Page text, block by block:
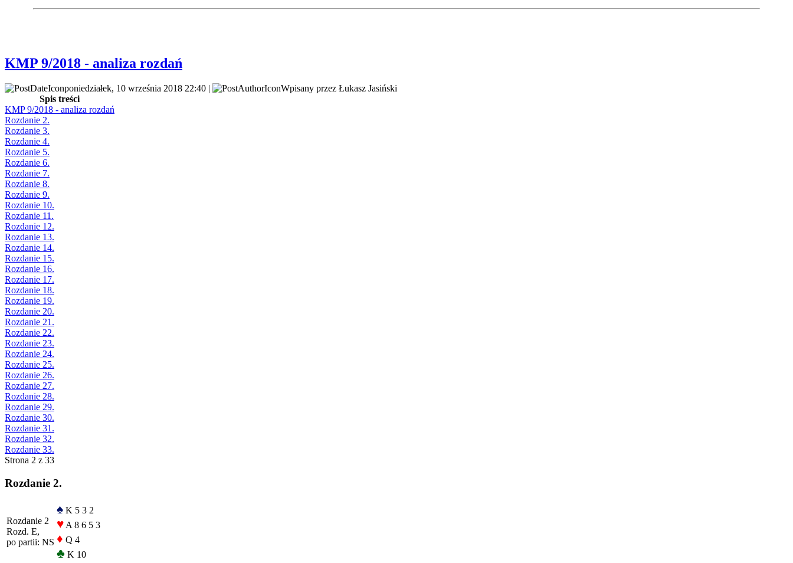
KMP 9/2018 - analiza rozdań
poniedziałek, 10 września 2018 22:40 |
Wpisany przez Łukasz Jasiński
Spis treści
KMP 9/2018 - analiza rozdań
Rozdanie 2.
Rozdanie 3.
Rozdanie 4.
Rozdanie 5.
Rozdanie 6.
Rozdanie 7.
Rozdanie 8.
Rozdanie 9.
Rozdanie 10.
Rozdanie 11.
Rozdanie 12.
Rozdanie 13.
Rozdanie 14.
Rozdanie 15.
Rozdanie 16.
Rozdanie 17.
Rozdanie 18.
Rozdanie 19.
Rozdanie 20.
Rozdanie 21.
Rozdanie 22.
Rozdanie 23.
Rozdanie 24.
Rozdanie 25.
Rozdanie 26.
Rozdanie 27.
Rozdanie 28.
Rozdanie 29.
Rozdanie 30.
Rozdanie 31.
Rozdanie 32.
Rozdanie 33.
Strona 2 z 33
Rozdanie 2.
Rozdanie 2
Rozd. E,
po partii: NS
♠ K 5 3 2
♥ A 8 6 5 3
♦ Q 4
♣ K 10